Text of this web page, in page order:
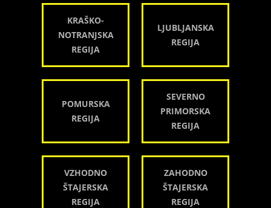
KRAŠKO-
NOTRANJSKA
REGIJA
LJUBLJANSKA
REGIJA
POMURSKA
REGIJA
SEVERNO
PRIMORSKA
REGIJA
VZHODNO
ŠTAJERSKA
REGIJA
ZAHODNO
ŠTAJERSKA
REGIJA